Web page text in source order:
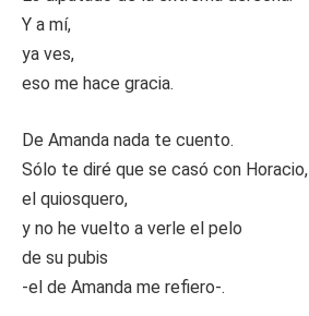
Y a mí,
ya ves,
eso me hace gracia.
De Amanda nada te cuento.
Sólo te diré que se casó con Horacio,
el quiosquero,
y no he vuelto a verle el pelo
de su pubis
-el de Amanda me refiero-.